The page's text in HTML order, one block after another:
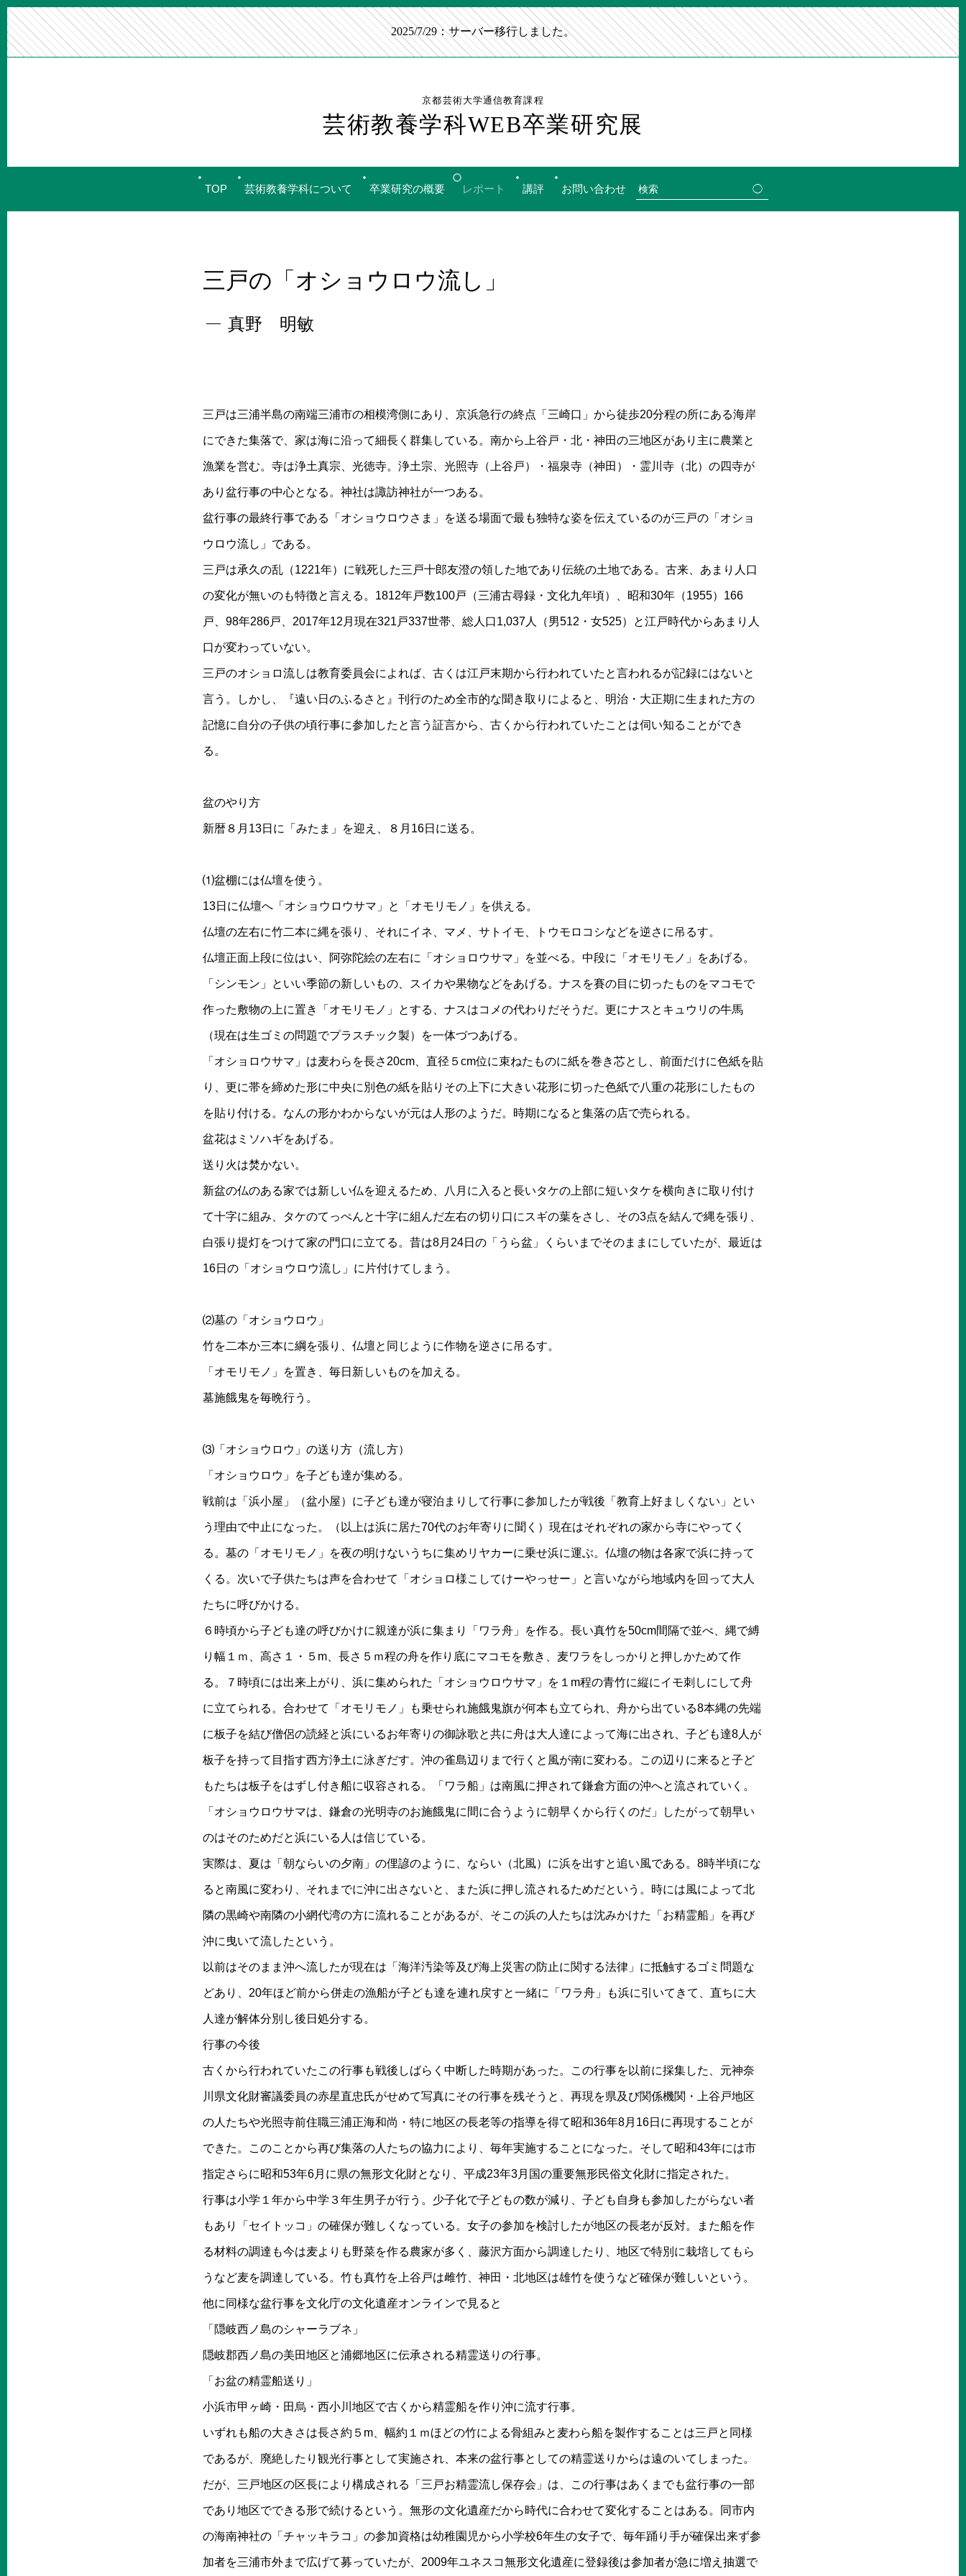
2025/7/29：サーバー移行しました。
京都芸術大学通信教育課程
芸術教養学科WEB卒業研究展
TOP 芸術教養学科について 卒業研究の概要 レポート 講評 お問い合わせ
三戸の「オショウロウ流し」
真野 明敏
三戸は三浦半島の南端三浦市の相模湾側にあり、京浜急行の終点「三崎口」から徒歩20分程の所にある海岸
にできた集落で、家は海に沿って細長く群集している。南から上谷戸・北・神田の三地区があり主に農業と
漁業を営む。寺は浄土真宗、光徳寺。浄土宗、光照寺（上谷戸）・福泉寺（神田）・霊川寺（北）の四寺が
あり盆行事の中心となる。神社は諏訪神社が一つある。
盆行事の最終行事である「オショウロウさま」を送る場面で最も独特な姿を伝えているのが三戸の「オショ
ウロウ流し」である。
三戸は承久の乱（1221年）に戦死した三戸十郎友澄の領した地であり伝統の土地である。古来、あまり人口
の変化が無いのも特徴と言える。1812年戸数100戸（三浦古尋録・文化九年頃）、昭和30年（1955）166
戸、98年286戸、2017年12月現在321戸337世帯、総人口1,037人（男512・女525）と江戸時代からあまり人
口が変わっていない。
三戸のオショロ流しは教育委員会によれば、古くは江戸末期から行われていたと言われるが記録にはないと
言う。しかし、『遠い日のふるさと』刊行のため全市的な聞き取りによると、明治・大正期に生まれた方の
記憶に自分の子供の頃行事に参加したと言う証言から、古くから行われていたことは伺い知ることができ
る。
盆のやり方
新暦８月13日に「みたま」を迎え、８月16日に送る。
⑴盆棚には仏壇を使う。
13日に仏壇へ「オショウロウサマ」と「オモリモノ」を供える。
仏壇の左右に竹二本に縄を張り、それにイネ、マメ、サトイモ、トウモロコシなどを逆さに吊るす。
仏壇正面上段に位はい、阿弥陀絵の左右に「オショロウサマ」を並べる。中段に「オモリモノ」をあげる。
「シンモン」といい季節の新しいもの、スイカや果物などをあげる。ナスを賽の目に切ったものをマコモで
作った敷物の上に置き「オモリモノ」とする、ナスはコメの代わりだそうだ。更にナスとキュウリの牛馬
（現在は生ゴミの問題でプラスチック製）を一体づつあげる。
「オショロウサマ」は麦わらを長さ20cm、直径５cm位に束ねたものに紙を巻き芯とし、前面だけに色紙を貼
り、更に帯を締めた形に中央に別色の紙を貼りその上下に大きい花形に切った色紙で八重の花形にしたもの
を貼り付ける。なんの形かわからないが元は人形のようだ。時期になると集落の店で売られる。
盆花はミソハギをあげる。
送り火は焚かない。
新盆の仏のある家では新しい仏を迎えるため、八月に入ると長いタケの上部に短いタケを横向きに取り付け
て十字に組み、タケのてっぺんと十字に組んだ左右の切り口にスギの葉をさし、その3点を結んで縄を張り、
白張り提灯をつけて家の門口に立てる。昔は8月24日の「うら盆」くらいまでそのままにしていたが、最近は
16日の「オショウロウ流し」に片付けてしまう。
⑵墓の「オショウロウ」
竹を二本か三本に綱を張り、仏壇と同じように作物を逆さに吊るす。
「オモリモノ」を置き、毎日新しいものを加える。
墓施餓鬼を毎晩行う。
⑶「オショウロウ」の送り方（流し方）
「オショウロウ」を子ども達が集める。
戦前は「浜小屋」（盆小屋）に子ども達が寝泊まりして行事に参加したが戦後「教育上好ましくない」とい
う理由で中止になった。（以上は浜に居た70代のお年寄りに聞く）現在はそれぞれの家から寺にやってく
る。墓の「オモリモノ」を夜の明けないうちに集めリヤカーに乗せ浜に運ぶ。仏壇の物は各家で浜に持って
くる。次いで子供たちは声を合わせて「オショロ様こしてけーやっせー」と言いながら地域内を回って大人
たちに呼びかける。
６時頃から子ども達の呼びかけに親達が浜に集まり「ワラ舟」を作る。長い真竹を50cm間隔で並べ、縄で縛
り幅１ｍ、高さ１・５m、長さ５ｍ程の舟を作り底にマコモを敷き、麦ワラをしっかりと押しかためて作
る。７時頃には出来上がり、浜に集められた「オショウロウサマ」を１m程の青竹に縦にイモ刺しにして舟
に立てられる。合わせて「オモリモノ」も乗せられ施餓鬼旗が何本も立てられ、舟から出ている8本縄の先端
に板子を結び僧侶の読経と浜にいるお年寄りの御詠歌と共に舟は大人達によって海に出され、子ども達8人が
板子を持って目指す西方浄土に泳ぎだす。沖の雀島辺りまで行くと風が南に変わる。この辺りに来ると子ど
もたちは板子をはずし付き船に収容される。「ワラ船」は南風に押されて鎌倉方面の沖へと流されていく。
「オショウロウサマは、鎌倉の光明寺のお施餓鬼に間に合うように朝早くから行くのだ」したがって朝早い
のはそのためだと浜にいる人は信じている。
実際は、夏は「朝ならいの夕南」の俚諺のように、ならい（北風）に浜を出すと追い風である。8時半頃にな
ると南風に変わり、それまでに沖に出さないと、また浜に押し流されるためだという。時には風によって北
隣の黒崎や南隣の小網代湾の方に流れることがあるが、そこの浜の人たちは沈みかけた「お精霊船」を再び
沖に曳いて流したという。
以前はそのまま沖へ流したが現在は「海洋汚染等及び海上災害の防止に関する法律」に抵触するゴミ問題な
どあり、20年ほど前から併走の漁船が子ども達を連れ戻すと一緒に「ワラ舟」も浜に引いてきて、直ちに大
人達が解体分別し後日処分する。
行事の今後
古くから行われていたこの行事も戦後しばらく中断した時期があった。この行事を以前に採集した、元神奈
川県文化財審議委員の赤星直忠氏がせめて写真にその行事を残そうと、再現を県及び関係機関・上谷戸地区
の人たちや光照寺前住職三浦正海和尚・特に地区の長老等の指導を得て昭和36年8月16日に再現することが
できた。このことから再び集落の人たちの協力により、毎年実施することになった。そして昭和43年には市
指定さらに昭和53年6月に県の無形文化財となり、平成23年3月国の重要無形民俗文化財に指定された。
行事は小学１年から中学３年生男子が行う。少子化で子どもの数が減り、子ども自身も参加したがらない者
もあり「セイトッコ」の確保が難しくなっている。女子の参加を検討したが地区の長老が反対。また船を作
る材料の調達も今は麦よりも野菜を作る農家が多く、藤沢方面から調達したり、地区で特別に栽培してもら
うなど麦を調達している。竹も真竹を上谷戸は雌竹、神田・北地区は雄竹を使うなど確保が難しいという。
他に同様な盆行事を文化庁の文化遺産オンラインで見ると
「隠岐西ノ島のシャーラブネ」
隠岐郡西ノ島の美田地区と浦郷地区に伝承される精霊送りの行事。
「お盆の精霊船送り」
小浜市甲ヶ崎・田烏・西小川地区で古くから精霊船を作り沖に流す行事。
いずれも船の大きさは長さ約５m、幅約１ｍほどの竹による骨組みと麦わら船を製作することは三戸と同様
であるが、廃絶したり観光行事として実施され、本来の盆行事としての精霊送りからは遠のいてしまった。
だが、三戸地区の区長により構成される「三戸お精霊流し保存会」は、この行事はあくまでも盆行事の一部
であり地区でできる形で続けるという。無形の文化遺産だから時代に合わせて変化することはある。同市内
の海南神社の「チャッキラコ」の参加資格は幼稚園児から小学校6年生の女子で、毎年踊り手が確保出来ず参
加者を三浦市外まで広げて募っていたが、2009年ユネスコ無形文化遺産に登録後は参加者が急に増え抽選で